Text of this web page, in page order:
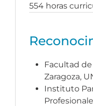
554 horas
Facultad
Zaragoza,
Instituto